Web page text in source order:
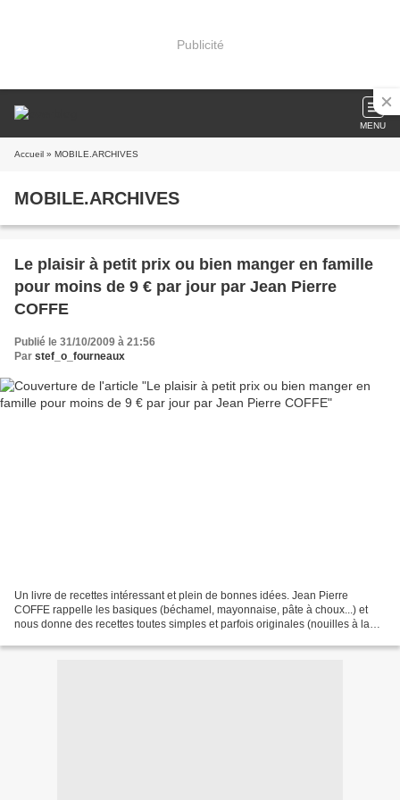
Publicité
MENU
Accueil » MOBILE.ARCHIVES
MOBILE.ARCHIVES
Le plaisir à petit prix ou bien manger en famille
pour moins de 9 € par jour par Jean Pierre
COFFE
Publié le 31/10/2009 à 21:56
Par stef_o_fourneaux
Un livre de recettes intéressant et plein de bonnes idées. Jean Pierre
COFFE rappelle les basiques (béchamel, mayonnaise, pâte à choux...) et
nous donne des recettes toutes simples et parfois originales (nouilles à la